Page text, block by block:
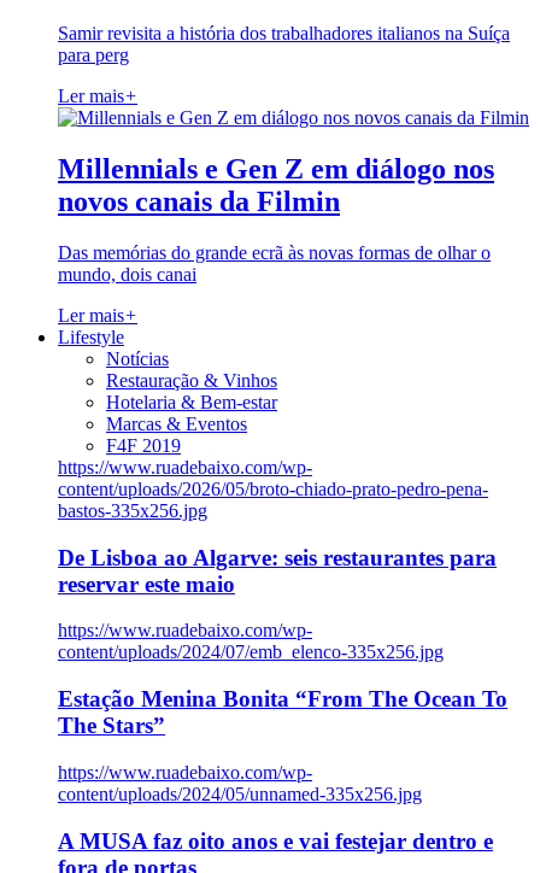
Samir revisita a história dos trabalhadores italianos na Suíça
para perg
Ler mais+
Millennials e Gen Z em diálogo nos
novos canais da Filmin
Das memórias do grande ecrã às novas formas de olhar o
mundo, dois canai
Ler mais+
Lifestyle
Notícias
Restauração & Vinhos
Hotelaria & Bem-estar
Marcas & Eventos
F4F 2019
https://www.ruadebaixo.com/wp-
content/uploads/2026/05/broto-chiado-prato-pedro-pena-
bastos-335x256.jpg
De Lisboa ao Algarve: seis restaurantes para
reservar este maio
https://www.ruadebaixo.com/wp-
content/uploads/2024/07/emb_elenco-335x256.jpg
Estação Menina Bonita “From The Ocean To
The Stars”
https://www.ruadebaixo.com/wp-
content/uploads/2024/05/unnamed-335x256.jpg
A MUSA faz oito anos e vai festejar dentro e
fora de portas